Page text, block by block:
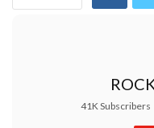
41K Subscribers